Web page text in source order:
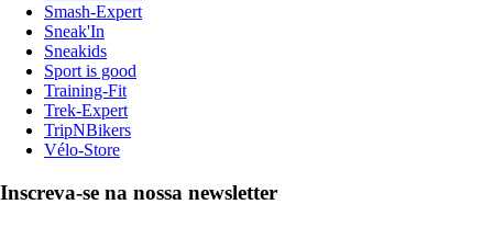
Smash-Expert
Sneak'In
Sneakids
Sport is good
Training-Fit
Trek-Expert
TripNBikers
Vélo-Store
Inscreva-se na nossa newsletter